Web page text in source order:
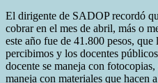
El dirigente de SADOP recordó
cobrar en el mes de abril, más o
este año fue de 41.800 pesos,
percibimos y los docentes
docente se maneja con
maneja con materiales que hacen